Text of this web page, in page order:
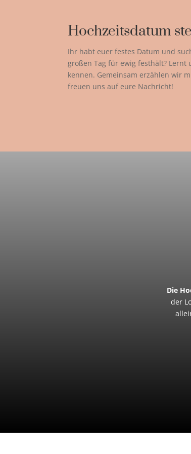
Hochzeitsdatum
Ihr habt euer festes Datum und
großen Tag für ewig festhält?
kennen. Gemeinsam erzählen wir
freuen uns auf eure Nachricht!
Die
der